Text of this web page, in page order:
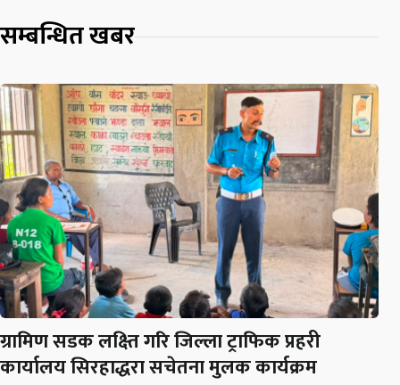
सम्बन्धित खबर
ग्रामिण सडक लक्ष्ति गरि जिल्ला ट्राफिक प्रहरी
कार्यालय सिरहाद्धरा सचेतना मुलक कार्यक्रम